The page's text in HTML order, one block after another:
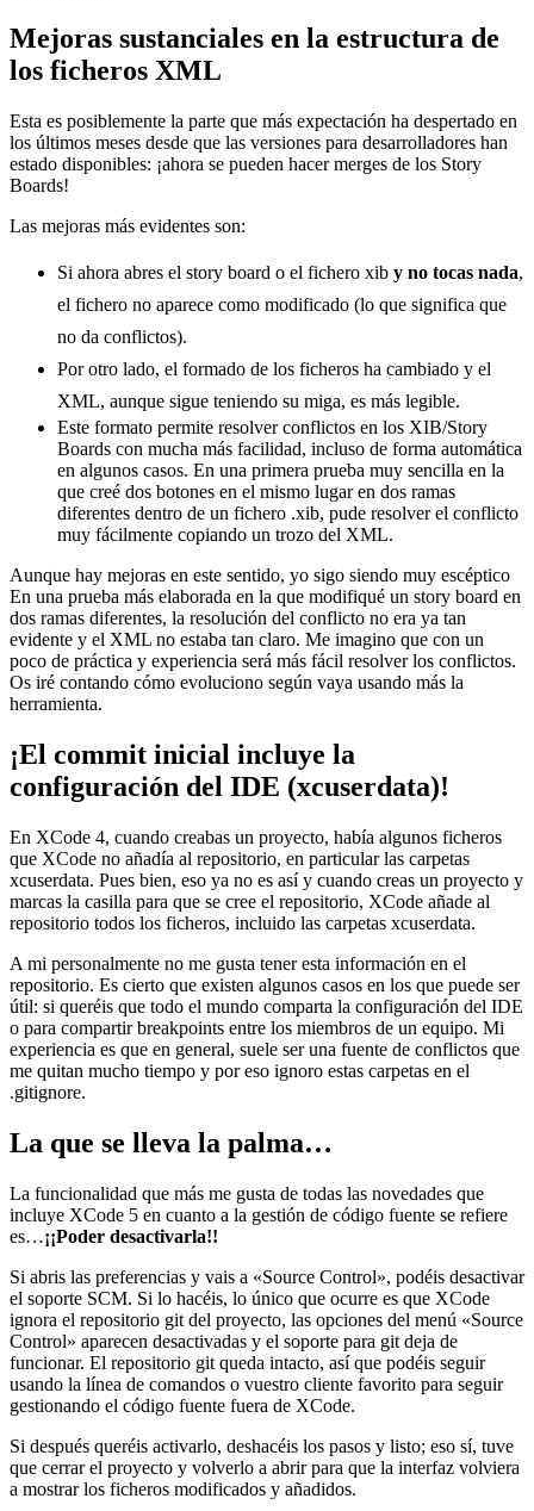
Mejoras sustanciales en la estructura de
los ficheros XML
Esta es posiblemente la parte que más expectación ha despertado en
los últimos meses desde que las versiones para desarrolladores han
estado disponibles: ¡ahora se pueden hacer merges de los Story
Boards!
Las mejoras más evidentes son:
Si ahora abres el story board o el fichero xib y no tocas nada,
el fichero no aparece como modificado (lo que significa que
no da conflictos).
Por otro lado, el formado de los ficheros ha cambiado y el
XML, aunque sigue teniendo su miga, es más legible.
Este formato permite resolver conflictos en los XIB/Story
Boards con mucha más facilidad, incluso de forma automática
en algunos casos. En una primera prueba muy sencilla en la
que creé dos botones en el mismo lugar en dos ramas
diferentes dentro de un fichero .xib, pude resolver el conflicto
muy fácilmente copiando un trozo del XML.
Aunque hay mejoras en este sentido, yo sigo siendo muy escéptico
En una prueba más elaborada en la que modifiqué un story board en
dos ramas diferentes, la resolución del conflicto no era ya tan
evidente y el XML no estaba tan claro. Me imagino que con un
poco de práctica y experiencia será más fácil resolver los conflictos.
Os iré contando cómo evoluciono según vaya usando más la
herramienta.
¡El commit inicial incluye la
configuración del IDE (xcuserdata)!
En XCode 4, cuando creabas un proyecto, había algunos ficheros
que XCode no añadía al repositorio, en particular las carpetas
xcuserdata. Pues bien, eso ya no es así y cuando creas un proyecto y
marcas la casilla para que se cree el repositorio, XCode añade al
repositorio todos los ficheros, incluido las carpetas xcuserdata.
A mi personalmente no me gusta tener esta información en el
repositorio. Es cierto que existen algunos casos en los que puede ser
útil: si queréis que todo el mundo comparta la configuración del IDE
o para compartir breakpoints entre los miembros de un equipo. Mi
experiencia es que en general, suele ser una fuente de conflictos que
me quitan mucho tiempo y por eso ignoro estas carpetas en el
.gitignore.
La que se lleva la palma…
La funcionalidad que más me gusta de todas las novedades que
incluye XCode 5 en cuanto a la gestión de código fuente se refiere
es…¡¡Poder desactivarla!!
Si abris las preferencias y vais a «Source Control», podéis desactivar
el soporte SCM. Si lo hacéis, lo único que ocurre es que XCode
ignora el repositorio git del proyecto, las opciones del menú «Source
Control» aparecen desactivadas y el soporte para git deja de
funcionar. El repositorio git queda intacto, así que podéis seguir
usando la línea de comandos o vuestro cliente favorito para seguir
gestionando el código fuente fuera de XCode.
Si después queréis activarlo, deshacéis los pasos y listo; eso sí, tuve
que cerrar el proyecto y volverlo a abrir para que la interfaz volviera
a mostrar los ficheros modificados y añadidos.